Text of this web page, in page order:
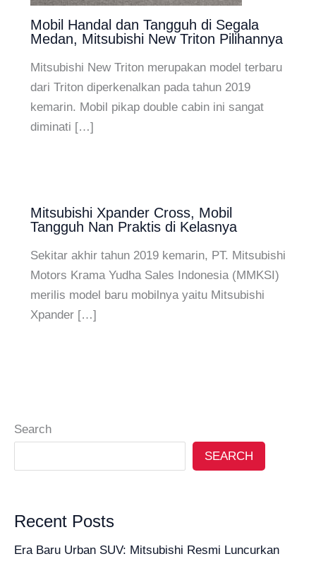
Mobil Handal dan Tangguh di Segala
Medan, Mitsubishi New Triton Pilihannya
Mitsubishi New Triton merupakan model terbaru
dari Triton diperkenalkan pada tahun 2019
kemarin. Mobil pikap double cabin ini sangat
diminati […]
Mitsubishi Xpander Cross, Mobil
Tangguh Nan Praktis di Kelasnya
Sekitar akhir tahun 2019 kemarin, PT. Mitsubishi
Motors Krama Yudha Sales Indonesia (MMKSI)
merilis model baru mobilnya yaitu Mitsubishi
Xpander […]
Search
SEARCH
Recent Posts
Era Baru Urban SUV: Mitsubishi Resmi Luncurkan